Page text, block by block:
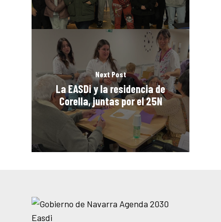
Next Post
La EASDi y la residencia de
Corella, juntas por el 25N